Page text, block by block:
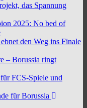
das Spannung
2025: No bed of
den Weg ins Finale
– Borussia ringt
FCS-Spiele und
für Borussia